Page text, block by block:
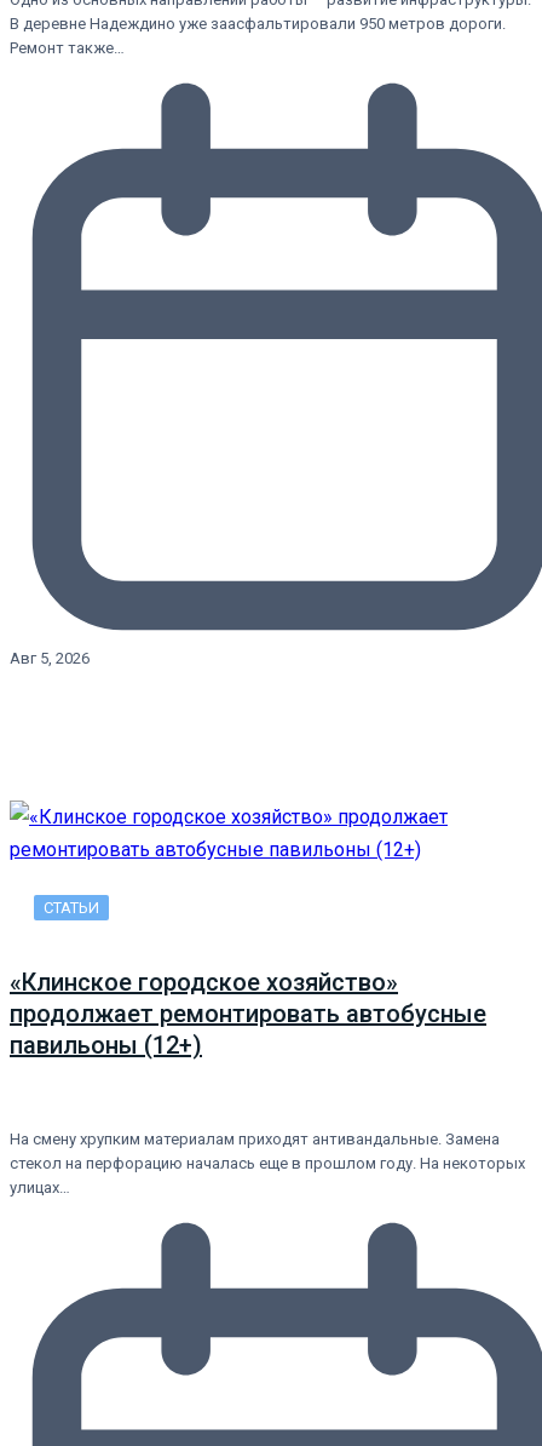
В деревне Надеждино уже заасфальтировали 950 метров дороги.
Ремонт также…
Авг 5, 2026
СТАТЬИ
«Клинское городское хозяйство»
продолжает ремонтировать автобусные
павильоны (12+)
На смену хрупким материалам приходят антивандальные. Замена
стекол на перфорацию началась еще в прошлом году. На некоторых
улицах…